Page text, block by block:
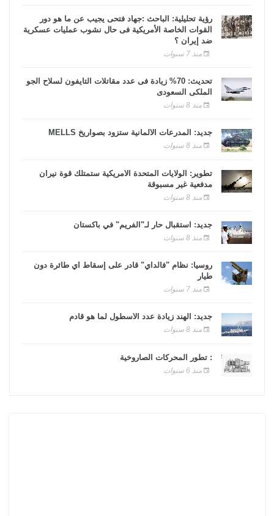
رؤية تحليلية: الباحث :جهاد فتحى يجيب عن ما هو دور
القوات الخاصة الأمريكية فى حال نشوب عمليات عسكرية
ضد إيران ؟
منذ 7 سنوات
تحديث: 70% زيادة فى عدد مقاتلات التايفون لسلاح الجو
الملكى السعودى
منذ 8 سنوات
جديد: المدرعات الألمانية ستزود بصواريخ MELLS
منذ 8 سنوات
تطوير: الولايات المتحدة الأمريكية ستمتلك قوة نيران
مدفعية غير مسبوقة
منذ 8 سنوات
جديد: استقبال حار لـ"الفريم" في باكستان
منذ 8 سنوات
روسيا: نظام "فالداي" قادر على إسقاط أي طائرة دون
طيار
منذ 7 سنوات
جديد: الهند زيادة عدد الأسطول لما هو قادم
منذ 8 سنوات
: تطور المحركات الصاروخية
منذ 6 سنوات